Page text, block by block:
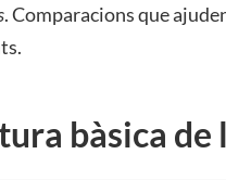
. Comparacions que
bàsica de